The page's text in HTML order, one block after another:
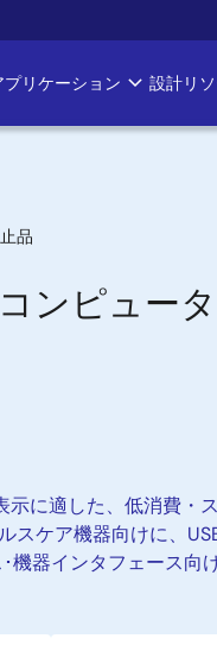
プリケーション 設計リ
品
ンピュータ
示に適した、低消費・
スケア機器向けに、
機器インタフェース向